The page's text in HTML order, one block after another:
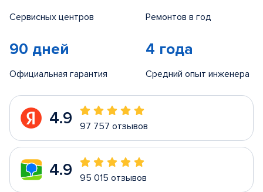
Сервисных центров Ремонтов в год
90 дней
Официальная гарантия
4 года
Средний опыт инженера
4.9 97 757 отзывов
4.9 95 015 отзывов